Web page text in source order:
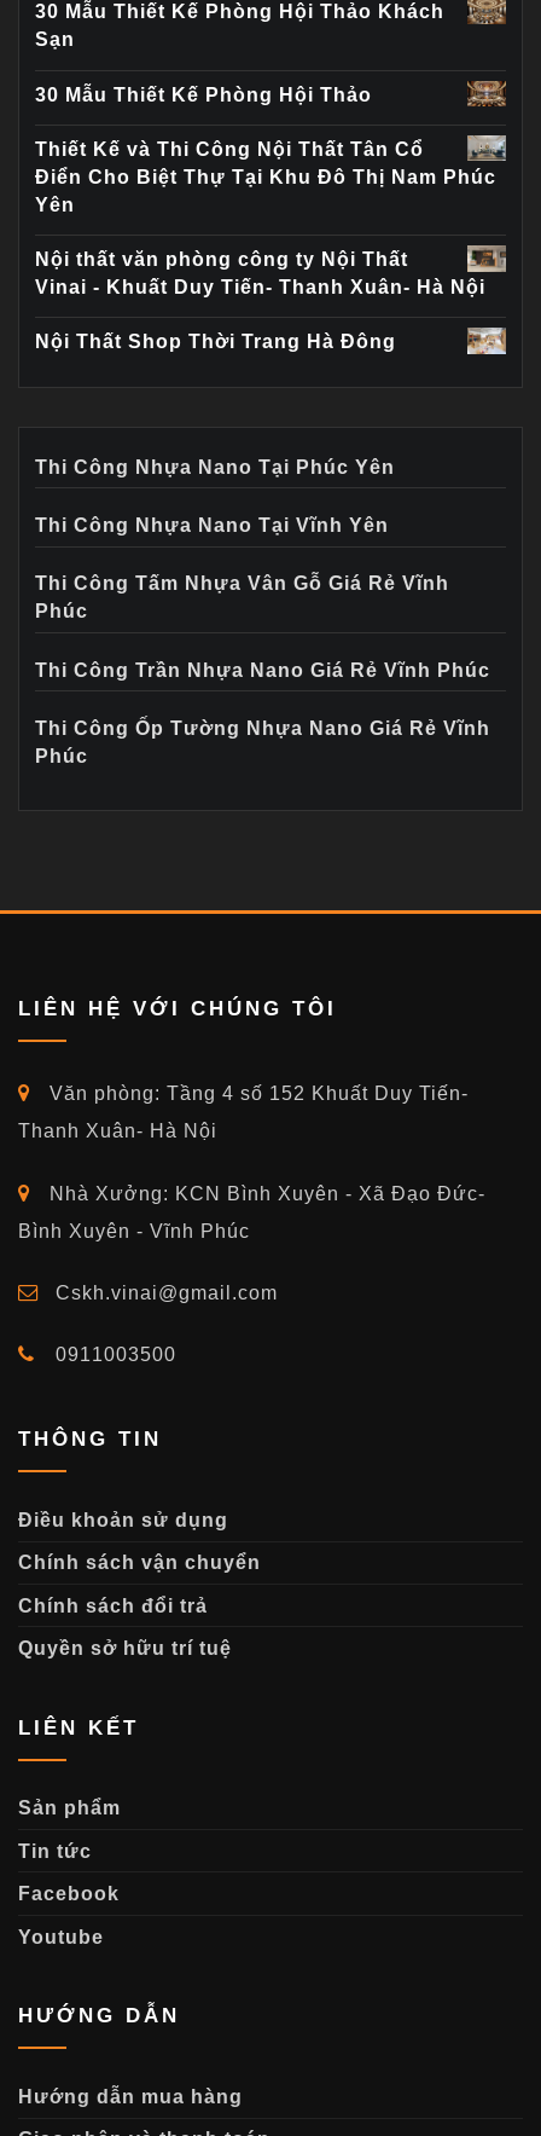
30 Mẫu Thiết Kế Phòng Hội Thảo Khách
Sạn
30 Mẫu Thiết Kế Phòng Hội Thảo
Thiết Kế và Thi Công Nội Thất Tân Cổ
Điển Cho Biệt Thự Tại Khu Đô Thị Nam Phúc
Yên
Nội thất văn phòng công ty Nội Thất
Vinai - Khuất Duy Tiến- Thanh Xuân- Hà Nội
Nội Thất Shop Thời Trang Hà Đông
Thi Công Nhựa Nano Tại Phúc Yên
Thi Công Nhựa Nano Tại Vĩnh Yên
Thi Công Tấm Nhựa Vân Gỗ Giá Rẻ Vĩnh
Phúc
Thi Công Trần Nhựa Nano Giá Rẻ Vĩnh Phúc
Thi Công Ốp Tường Nhựa Nano Giá Rẻ Vĩnh
Phúc
LIÊN HỆ VỚI CHÚNG TÔI
Văn phòng: Tầng 4 số 152 Khuất Duy Tiến-
Thanh Xuân- Hà Nội
Nhà Xưởng: KCN Bình Xuyên - Xã Đạo Đức-
Bình Xuyên - Vĩnh Phúc
Cskh.vinai@gmail.com
0911003500
THÔNG TIN
Điều khoản sử dụng
Chính sách vận chuyển
Chính sách đổi trả
Quyền sở hữu trí tuệ
LIÊN KẾT
Sản phẩm
Tin tức
Facebook
Youtube
HƯỚNG DẪN
Hướng dẫn mua hàng